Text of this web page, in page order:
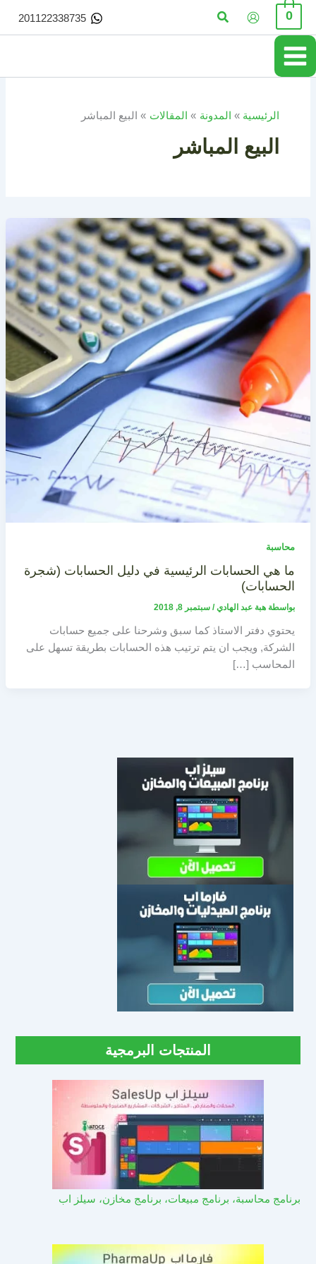
تخطي
المحتوى
0 البحث 201122338735
الرئيسية المدونة المقالات البيع المباشر
البيع المباشر
محاسبة
ما هي الحسابات الرئيسية في دليل الحسابات (شجرة
الحسابات)
بواسطة هبة عبد الهادي/ سبتمبر 8, 2018
يحتوي دفتر الاستاذ كما سبق وشرحنا على جميع حسابات
الشركة, ويجب ان يتم ترتيب هذه الحسابات بطريقة تسهل على
المحاسب […]
المنتجات البرمجية
برنامج محاسبة، برنامج مبيعات، برنامج مخازن، سيلز اب